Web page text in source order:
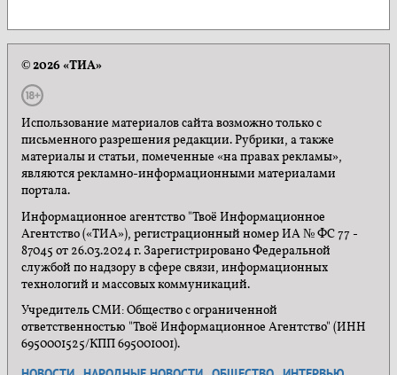
© 2026 «ТИА»
Использование материалов сайта возможно только с
письменного разрешения редакции. Рубрики, а также
материалы и статьи, помеченные «на правах рекламы»,
являются рекламно-информационными материалами
портала.
Информационное агентство "Твоё Информационное
Агентство («ТИА»), регистрационный номер ИА № ФС 77 -
87045 от 26.03.2024 г. Зарегистрировано Федеральной
службой по надзору в сфере связи, информационных
технологий и массовых коммуникаций.
Учредитель СМИ: Общество с ограниченной
ответственностью "Твоё Информационное Агентство" (ИНН
6950001525/КПП 695001001).